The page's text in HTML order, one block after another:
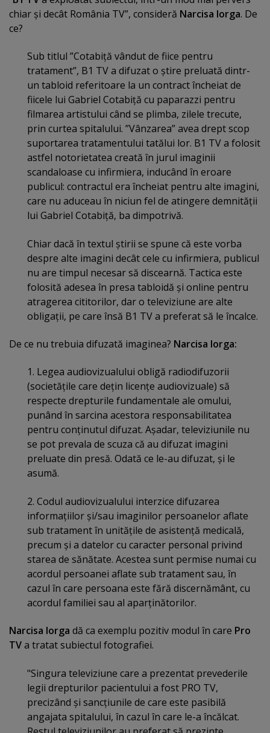
chiar şi decât România TV”, consideră Narcisa Iorga. De
ce?
Sub titlul ”Cotabiţă vândut de fiice pentru
tratament”, B1 TV a difuzat o ştire preluată dintr-
un tabloid referitoare la un contract încheiat de
fiicele lui Gabriel Cotabiţă cu paparazzi pentru
filmarea artistului când se plimba, zilele trecute,
prin curtea spitalului. ”Vânzarea” avea drept scop
suportarea tratamentului tatălui lor. B1 TV a folosit
astfel notorietatea creată în jurul imaginii
scandaloase cu infirmiera, inducând în eroare
publicul: contractul era încheiat pentru alte imagini,
care nu aduceau în niciun fel de atingere demnităţii
lui Gabriel Cotabiţă, ba dimpotrivă.
Chiar dacă în textul ştirii se spune că este vorba
despre alte imagini decât cele cu infirmiera, publicul
nu are timpul necesar să discearnă. Tactica este
folosită adesea în presa tabloidă şi online pentru
atragerea cititorilor, dar o televiziune are alte
obligaţii, pe care însă B1 TV a preferat să le încalce.
De ce nu trebuia difuzată imaginea? Narcisa Iorga:
1. Legea audiovizualului obligă radiodifuzorii
(societăţile care deţin licenţe audiovizuale) să
respecte drepturile fundamentale ale omului,
punând în sarcina acestora responsabilitatea
pentru conţinutul difuzat. Aşadar, televiziunile nu
se pot prevala de scuza că au difuzat imagini
preluate din presă. Odată ce le-au difuzat, şi le
asumă.
2. Codul audiovizualului interzice difuzarea
informaţiilor şi/sau imaginilor persoanelor aflate
sub tratament în unităţile de asistenţă medicală,
precum şi a datelor cu caracter personal privind
starea de sănătate. Acestea sunt permise numai cu
acordul persoanei aflate sub tratament sau, în
cazul în care persoana este fără discernământ, cu
acordul familiei sau al aparţinătorilor.
Narcisa Iorga dă ca exemplu pozitiv modul în care Pro
TVa tratat subiectul fotografiei.
"Singura televiziune care a prezentat prevederile
legii drepturilor pacientului a fost PRO TV,
precizând şi sancţiunile de care este pasibilă
angajata spitalului, în cazul în care le-a încălcat.